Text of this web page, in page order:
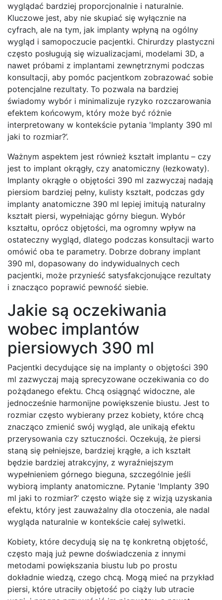
wyglądać bardziej proporcjonalnie i naturalnie.
Kluczowe jest, aby nie skupiać się wyłącznie na
cyfrach, ale na tym, jak implanty wpłyną na ogólny
wygląd i samopoczucie pacjentki. Chirurdzy plastyczni
często posługują się wizualizacjami, modelami 3D, a
nawet próbami z implantami zewnętrznymi podczas
konsultacji, aby pomóc pacjentkom zobrazować sobie
potencjalne rezultaty. To pozwala na bardziej
świadomy wybór i minimalizuje ryzyko rozczarowania
efektem końcowym, który może być różnie
interpretowany w kontekście pytania 'Implanty 390 ml
jaki to rozmiar?’.
Ważnym aspektem jest również kształt implantu – czy
jest to implant okrągły, czy anatomiczny (łezkowaty).
Implanty okrągłe o objętości 390 ml zazwyczaj nadają
piersiom bardziej pełny, kulisty kształt, podczas gdy
implanty anatomiczne 390 ml lepiej imitują naturalny
kształt piersi, wypełniając górny biegun. Wybór
kształtu, oprócz objętości, ma ogromny wpływ na
ostateczny wygląd, dlatego podczas konsultacji warto
omówić oba te parametry. Dobrze dobrany implant
390 ml, dopasowany do indywidualnych cech
pacjentki, może przynieść satysfakcjonujące rezultaty
i znacząco poprawić pewność siebie.
Jakie są oczekiwania
wobec implantów
piersiowych 390 ml
Pacjentki decydujące się na implanty o objętości 390
ml zazwyczaj mają sprecyzowane oczekiwania co do
pożądanego efektu. Chcą osiągnąć widoczne, ale
jednocześnie harmonijne powiększenie biustu. Jest to
rozmiar często wybierany przez kobiety, które chcą
znacząco zmienić swój wygląd, ale unikają efektu
przerysowania czy sztuczności. Oczekują, że piersi
staną się pełniejsze, bardziej krągłe, a ich kształt
będzie bardziej atrakcyjny, z wyraźniejszym
wypełnieniem górnego bieguna, szczególnie jeśli
wybiorą implanty anatomiczne. Pytanie 'Implanty 390
ml jaki to rozmiar?’ często wiąże się z wizją uzyskania
efektu, który jest zauważalny dla otoczenia, ale nadal
wygląda naturalnie w kontekście całej sylwetki.
Kobiety, które decydują się na tę konkretną objętość,
często mają już pewne doświadczenia z innymi
metodami powiększania biustu lub po prostu
dokładnie wiedzą, czego chcą. Mogą mieć na przykład
piersi, które utraciły objętość po ciąży lub utracie